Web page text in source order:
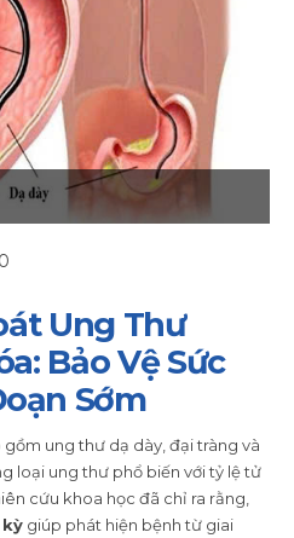
0
Ung Thư
Bảo Vệ Sức
Sớm
ung thư dạ dày, đại tràng và
loại ung thư phổ biến với tỷ lệ tử
cứu khoa học đã chỉ ra rằng,
giúp phát hiện bệnh từ giai